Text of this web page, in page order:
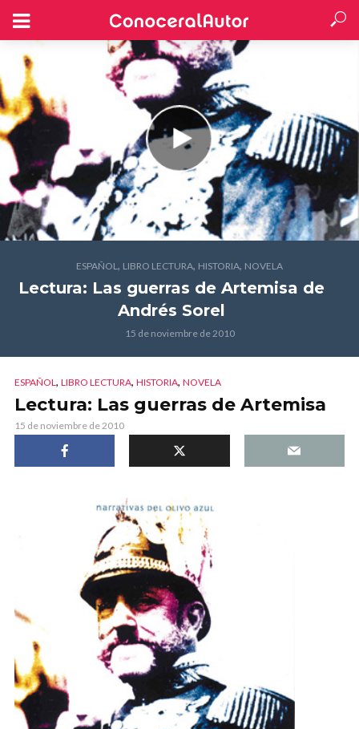
ESPAÑOL, LIBRO LECTURA, HISTORIA, NOVELA
Lectura: Las guerras de Artemisa de
Andrés Sorel
15 de noviembre de 2010
ESPAÑOL, LIBRO LECTURA, HISTORIA, NOVELA
Lectura: Las guerras de Artemisa
15 de noviembre de 2010